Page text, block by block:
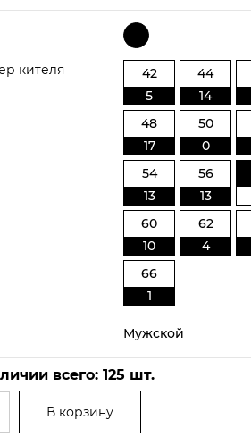
кителя
42
5
44
14
48
17
50
0
54
13
56
13
60
10
62
4
66
1
Мужской
всего: 125 шт.
В корзину